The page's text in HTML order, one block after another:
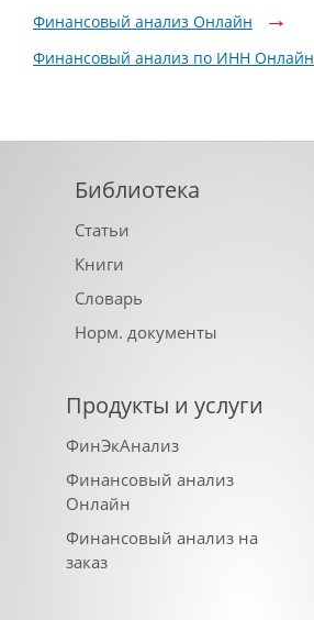
Финансовый анализ Онлайн
Финансовый анализ по ИНН Онлайн
Библиотека
Статьи
Книги
Словарь
Норм. документы
Продукты и услуги
ФинЭкАнализ
Финансовый анализ
Онлайн
Финансовый анализ на
заказ